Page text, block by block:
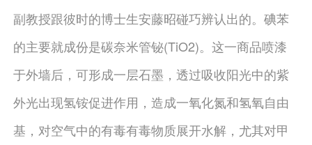
副教授跟彼时的博士生安藤昭碰巧辨认出的。碘苯
的主要就成份是碳奈米管铋(TiO2)。这一商品喷漆
于外墙后，可形成一层石墨，透过吸收阳光中的紫
外光出现氢铵促进作用，造成一氧化氮和氢氧自由
基，对空气中的有毒有毒物质展开水解，尤其对甲